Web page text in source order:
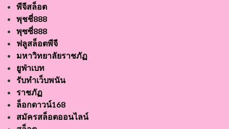
พีจีสล็อต
พุชชี่888
พุซซี่888
ฟลูสล็อตพีจี
มหาวิทยาลัยราชภัฏ
ยูฟ่าเบท
รับทำเว็บพนัน
ราชภัฏ
ล็อกดาวน์168
สมัครสล็อตออนไลน์